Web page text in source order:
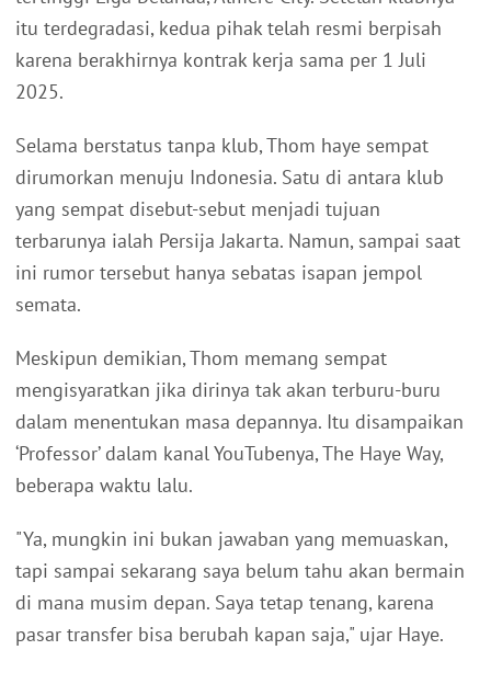
itu terdegradasi, kedua pihak telah resmi berpisah
karena berakhirnya kontrak kerja sama per 1 Juli
2025.
Selama berstatus tanpa klub, Thom haye sempat
dirumorkan menuju Indonesia. Satu di antara klub
yang sempat disebut-sebut menjadi tujuan
terbarunya ialah Persija Jakarta. Namun, sampai saat
ini rumor tersebut hanya sebatas isapan jempol
semata.
Meskipun demikian, Thom memang sempat
mengisyaratkan jika dirinya tak akan terburu-buru
dalam menentukan masa depannya. Itu disampaikan
‘Professor’ dalam kanal YouTubenya, The Haye Way,
beberapa waktu lalu.
"Ya, mungkin ini bukan jawaban yang memuaskan,
tapi sampai sekarang saya belum tahu akan bermain
di mana musim depan. Saya tetap tenang, karena
pasar transfer bisa berubah kapan saja," ujar Haye.